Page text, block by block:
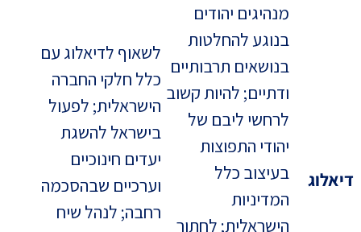
דיאלוג
מנהיגים יהודים
בנוגע להחלטות
בנושאים תרבותיים
ודתיים; להיות קשוב
לרחשי ליבם של
יהודי התפוצות
בעיצוב כלל
המדיניות
הישראלית; לחתור
לשאוף לדיאלוג עם
כלל חלקי החברה
הישראלית; לפעול
בישראל להשגת
יעדים חינוכיים
וערכיים שבהסכמה
רחבה; לנהל שיח